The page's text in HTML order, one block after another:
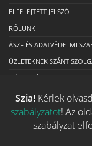
ELFELEJTETT JELSZÓ
RÓLUNK
ÁSZF ÉS ADATVÉDELMI
ÜZLETEKNEK SZÁNT
MÉDIAAJÁNLAT
Kapcsolat
Szia! Kérlek
szabályzatot! Az
szabályzat